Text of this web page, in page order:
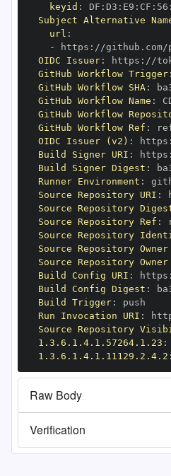
keyid : DF : D3 : E9 : CF : 56 :
Subject Alternative
url :
-
https : //github.com/
OIDC Issuer: https :
GitHub Workflow Trigger:
GitHub Workflow SHA:
GitHub Workflow Name :
GitHub Workflow
GitHub Workflow Ref :
OIDC Issuer (v2) : https :
Build Signer URI : https :
Build Signer Digest :
Runner Environment :
Source Repository URI :
Source Repository
Source Repository Ref :
Source Repository
Source Repository Owner
Source Repository
Build Config URI : https :
Build Config Digest :
Build Trigger:
Run Invocation URI :
Source Repository
1.3.6.1.4.1.57264.1.23 :
1.3.6.1.4.1.11129.2.4.2 :
Raw Body
Verification